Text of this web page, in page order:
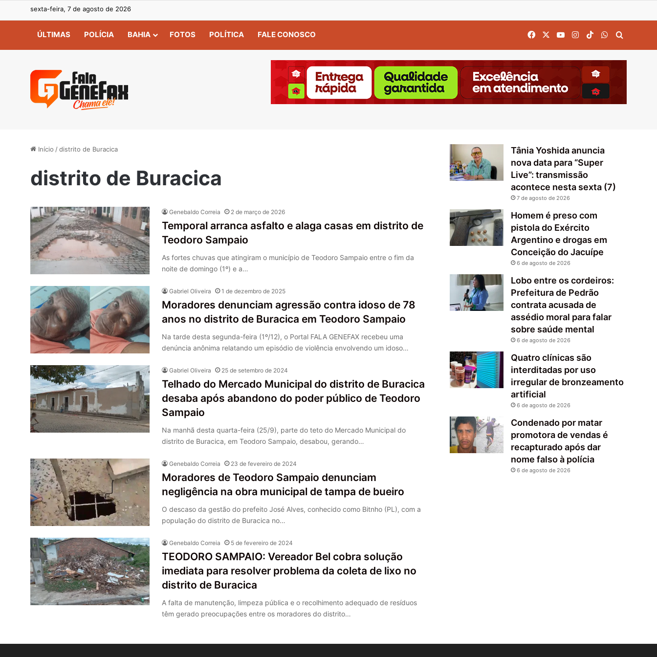
sexta-feira, 7 de agosto de 2026
ÚLTIMAS POLÍCIA BAHIA FOTOS POLÍTICA FALE CONOSCO FacebookYouTubeInstagram
TikTokWhatsApp
Início /distrito de Buracica
distrito de Buracica
Genebaldo Correia 2 de março de 2026
Temporal arranca asfalto e alaga casas em distrito de
Teodoro Sampaio
As fortes chuvas que atingiram o município de Teodoro Sampaio entre o fim da
noite de domingo (1º) e a…
Gabriel Oliveira 1 de dezembro de 2025
Moradores denunciam agressão contra idoso de 78
anos no distrito de Buracica em Teodoro Sampaio
Na tarde desta segunda-feira (1º/12), o Portal FALA GENEFAX recebeu uma
denúncia anônima relatando um episódio de violência envolvendo um idoso…
Gabriel Oliveira 25 de setembro de 2024
Telhado do Mercado Municipal do distrito de Buracica
desaba após abandono do poder público de Teodoro
Sampaio
Na manhã desta quarta-feira (25/9), parte do teto do Mercado Municipal do
distrito de Buracica, em Teodoro Sampaio, desabou, gerando…
Genebaldo Correia 23 de fevereiro de 2024
Moradores de Teodoro Sampaio denunciam
negligência na obra municipal de tampa de bueiro
O descaso da gestão do prefeito José Alves, conhecido como Bitnho (PL), com a
população do distrito de Buracica no…
Genebaldo Correia 5 de fevereiro de 2024
TEODORO SAMPAIO: Vereador Bel cobra solução
imediata para resolver problema da coleta de lixo no
distrito de Buracica
A falta de manutenção, limpeza pública e o recolhimento adequado de resíduos
têm gerado preocupações entre os moradores do distrito…
Tânia Yoshida anuncia
nova data para “Super
Live”: transmissão
acontece nesta sexta (7)
7 de agosto de 2026
Homem é preso com
pistola do Exército
Argentino e drogas em
Conceição do Jacuípe
6 de agosto de 2026
Lobo entre os cordeiros:
Prefeitura de Pedrão
contrata acusada de
assédio moral para falar
sobre saúde mental
6 de agosto de 2026
Quatro clínicas são
interditadas por uso
irregular de bronzeamento
artificial
6 de agosto de 2026
Condenado por matar
promotora de vendas é
recapturado após dar
nome falso à polícia
6 de agosto de 2026